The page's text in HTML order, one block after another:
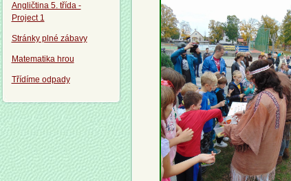
Angličtina 5. třída -
Project 1
Stránky plné zábavy
Matematika hrou
Třídíme odpady